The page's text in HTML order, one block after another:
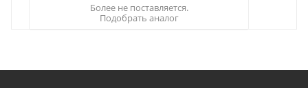
Более не поставляется.
Подобрать аналог